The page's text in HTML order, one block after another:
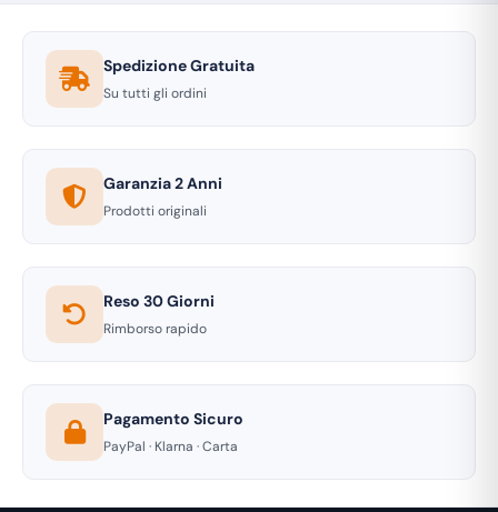
Spedizione Gratuita
Su tutti gli ordini
Garanzia 2 Anni
Prodotti originali
Reso 30 Giorni
Rimborso rapido
Pagamento Sicuro
PayPal · Klarna · Carta